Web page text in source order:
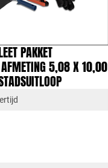
PAKKET
5,08 X 10,00